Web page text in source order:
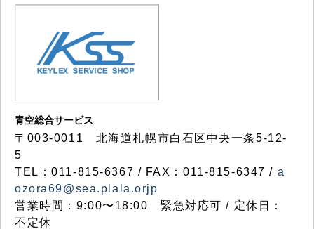
青空総合サービス
〒003-0011 北海道札幌市白石区中央一条5-12-
5
TEL：011-815-6367 / FAX：011-815-6347 / a
ozora69@sea.plala.orjp
営業時間：9:00〜18:00 緊急対応可 / 定休日：
不定休